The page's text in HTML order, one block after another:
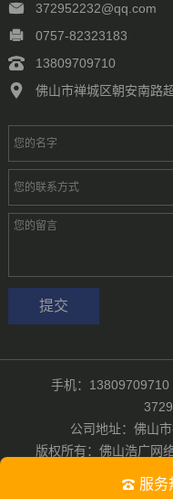
服务
372952232@qq.com
0757-82323183
13809709710
佛山市禅城区朝安南路
手机：13809709710
公司地址：佛山
版权所有：佛山浩广网
案例展示